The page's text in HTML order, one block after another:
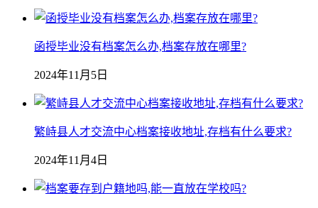
函授毕业没有档案怎么办,档案存放在哪里?
2024年11月5日
繁峙县人才交流中心档案接收地址,存档有什么要求?
2024年11月4日